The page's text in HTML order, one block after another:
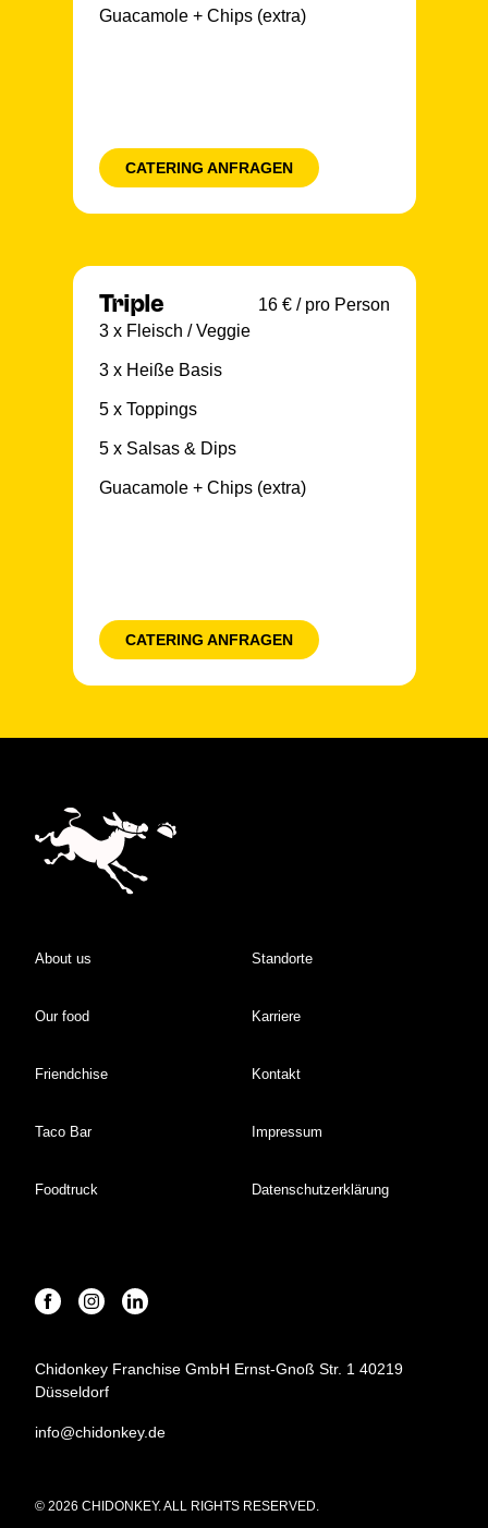
Guacamole + Chips (extra)
CATERING ANFRAGEN
Triple
16 € / pro Person
3 x Fleisch / Veggie
3 x Heiße Basis
5 x Toppings
5 x Salsas & Dips
Guacamole + Chips (extra)
CATERING ANFRAGEN
About us
Our food
Friendchise
Taco Bar
Foodtruck
Standorte
Karriere
Kontakt
Impressum
Datenschutzerklärung
Chidonkey Franchise GmbH Ernst-Gnoß Str. 1 40219
Düsseldorf
info@chidonkey.de
© 2026 CHIDONKEY. ALL RIGHTS RESERVED.